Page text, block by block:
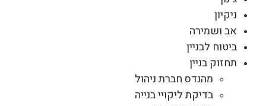
ניקיון
אב ושמירה
ביטוח לבניין
תחזוק בניין
מהנדס חברת ניהול
בדיקת ליקויי בנייה